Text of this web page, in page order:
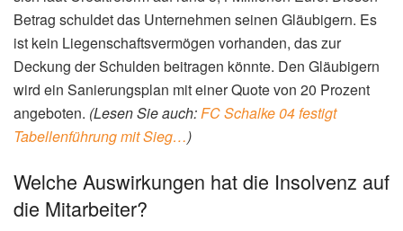
Betrag schuldet das Unternehmen seinen Gläubigern. Es
ist kein Liegenschaftsvermögen vorhanden, das zur
Deckung der Schulden beitragen könnte. Den Gläubigern
wird ein Sanierungsplan mit einer Quote von 20 Prozent
angeboten. (Lesen Sie auch:FC Schalke 04 festigt
Tabellenführung mit Sieg…)
Welche Auswirkungen hat die Insolvenz auf
die Mitarbeiter?